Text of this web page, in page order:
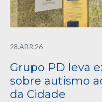
28.ABR.26
Grupo PD leva
sobre autismo
da Cidade